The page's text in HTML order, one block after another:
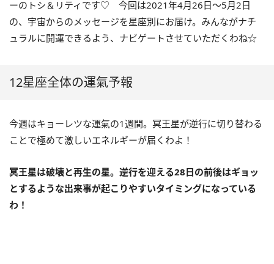
ーのトシ＆リティです♡ 今回は2021年4月26日〜5月2日
の、宇宙からのメッセージを星座別にお届け。みんながナチ
ュラルに開運できるよう、ナビゲートさせていただくわね☆
12星座全体の運氣予報
今週はキョーレツな運氣の1週間。冥王星が逆行に切り替わる
ことで極めて激しいエネルギーが届くわよ！
冥王星は破壊と再生の星。逆行を迎える28日の前後はギョッ
とするような出来事が起こりやすいタイミングになっている
わ！